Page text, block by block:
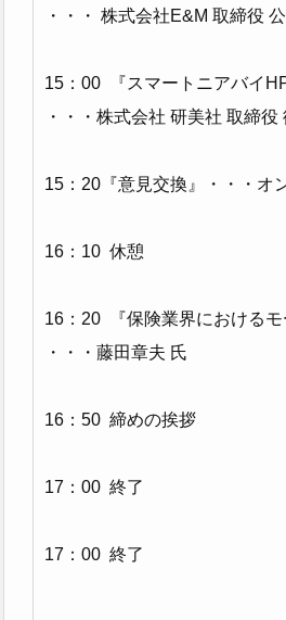
・・・ 株式会社E&M 取締役
15：00 『スマートニアバイ
・・・株式会社 研美社 取締役
15：20『意見交換』・・・オ
16：10 休憩
16：20 『保険業界における
・・・藤田章夫 氏
16：50 締めの挨拶
17：00 終了
17：00 終了